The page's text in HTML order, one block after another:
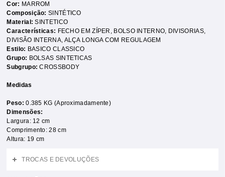
Cor: MARROM
Composição:SINTÉTICO
Material:SINTETICO
Características: FECHO EM ZÍPER , BOLSO INTERNO, DIVISORIAS,
DIVISÃO INTERNA, ALÇA LONGA COM REGULAGEM
Estilo: BASICO CLASSICO
Grupo: BOLSAS SINTETICAS
Subgrupo:CROSSBODY
Medidas
Peso:0.385 KG (Aproximadamente)
Dimensões:
Largura: 12 cm
Comprimento: 28 cm
Altura: 19 cm
TROCAS E DEVOLUÇÕES